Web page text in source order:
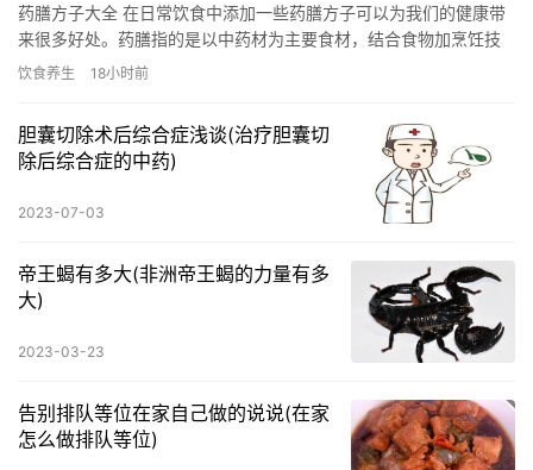
药膳方子大全 在日常饮食中添加一些药膳方子可以为我们的健康带
来很多好处。药膳指的是以中药材为主要食材，结合食物加烹饪技
巧制作的美食。药膳方子既有美味，又有保健的作用，可以帮助调
饮食养生 18小时前
胆囊切除术后综合症浅谈(治疗胆囊切
除后综合症的中药)
2023-07-03
帝王蝎有多大(非洲帝王蝎的力量有多
大)
2023-03-23
告别排队等位在家自己做的说说(在家
怎么做排队等位)